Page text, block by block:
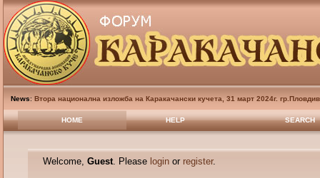
News: Втора национална изложба на Каракачански кучета, 31 март 2024г.
HOME HELP SEARCH
Welcome, Guest. Please loginor register.